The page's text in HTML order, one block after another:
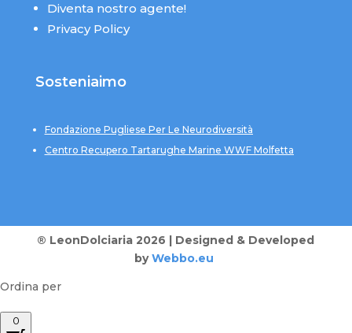
Diventa nostro agente!
Privacy Policy
Sosteniaimo
Fondazione Pugliese Per Le Neurodiversità
Centro Recupero Tartarughe Marine WWF Molfetta
® LeonDolciaria 2026 | Designed & Developed
by Webbo.eu
Ordina per
0